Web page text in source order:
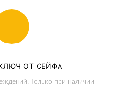
ОТ СЕЙФА
Только при наличии